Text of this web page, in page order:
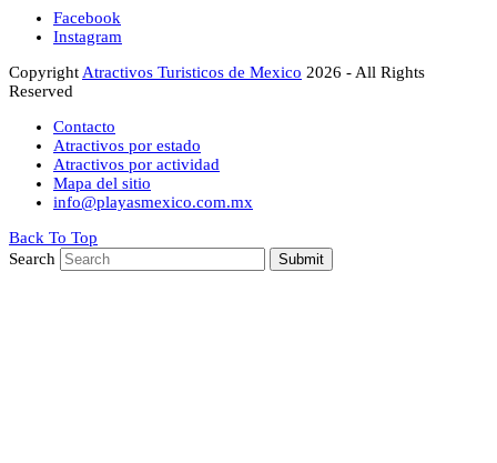
Facebook
Instagram
CopyrightAtractivos Turisticos de Mexico 2026 - All Rights
Reserved
Contacto
Atractivos por estado
Atractivos por actividad
Mapa del sitio
info@playasmexico.com.mx
Back To Top
Search
Submit